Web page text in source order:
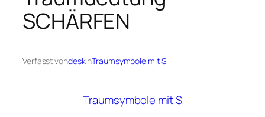
SCHÄRFEN
Verfasst vondeskinTraumsymbole mit S
Traumsymbole mit S